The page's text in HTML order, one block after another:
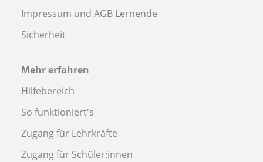
Impressum und AGB Lernende
Sicherheit
Mehr erfahren
Hilfebereich
So funktioniert's
Zugang für Lehrkräfte
Zugang für Schüler:innen